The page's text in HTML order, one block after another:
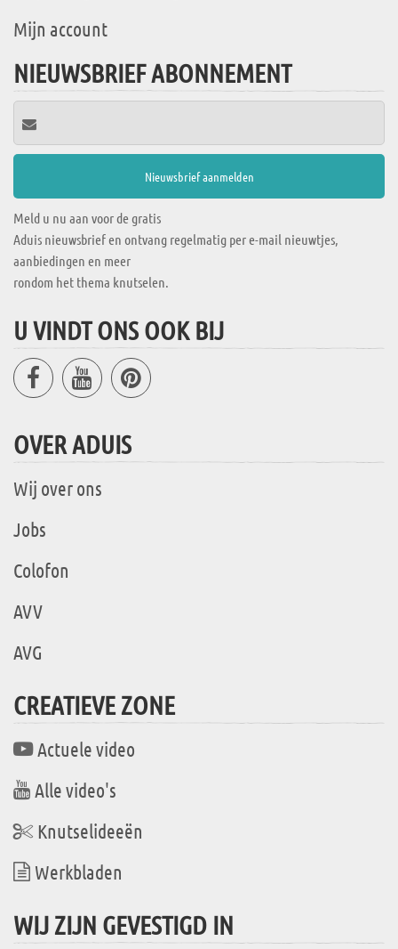
Mijn account
NIEUWSBRIEF ABONNEMENT
Meld u nu aan voor de gratis
Aduis nieuwsbrief en ontvang regelmatig per e-mail nieuwtjes,
aanbiedingen en meer
rondom het thema knutselen.
U VINDT ONS OOK BIJ
OVER ADUIS
Wij over ons
Jobs
Colofon
AVV
AVG
CREATIEVE ZONE
Actuele video
Alle video's
Knutselideeën
Werkbladen
WIJ ZIJN GEVESTIGD IN